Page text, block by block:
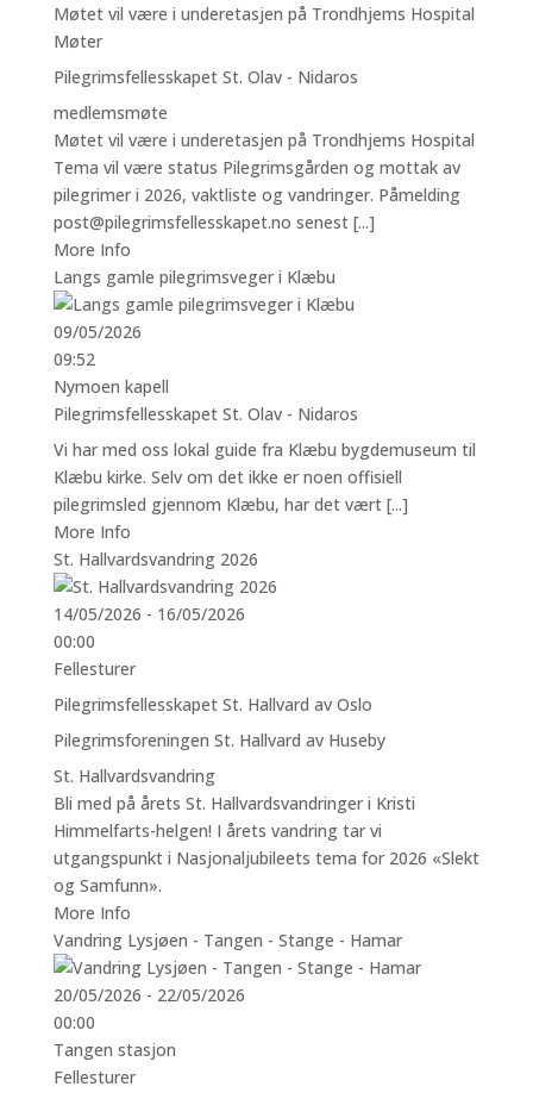
Møtet vil være i underetasjen på Trondhjems Hospital
Møter
Pilegrimsfellesskapet St. Olav - Nidaros
medlemsmøte
Møtet vil være i underetasjen på Trondhjems Hospital
Tema vil være status Pilegrimsgården og mottak av
pilegrimer i 2026, vaktliste og vandringer. Påmelding
post@pilegrimsfellesskapet.no senest [...]
More Info
Langs gamle pilegrimsveger i Klæbu
09/05/2026
09:52
Nymoen kapell
Pilegrimsfellesskapet St. Olav - Nidaros
Vi har med oss lokal guide fra Klæbu bygdemuseum til
Klæbu kirke. Selv om det ikke er noen offisiell
pilegrimsled gjennom Klæbu, har det vært [...]
More Info
St. Hallvardsvandring 2026
14/05/2026 - 16/05/2026
00:00
Fellesturer
Pilegrimsfellesskapet St. Hallvard av Oslo
Pilegrimsforeningen St. Hallvard av Huseby
St. Hallvardsvandring
Bli med på årets St. Hallvardsvandringer i Kristi
Himmelfarts-helgen! I årets vandring tar vi
utgangspunkt i Nasjonaljubileets tema for 2026 «Slekt
og Samfunn».
More Info
Vandring Lysjøen - Tangen - Stange - Hamar
20/05/2026 - 22/05/2026
00:00
Tangen stasjon
Fellesturer